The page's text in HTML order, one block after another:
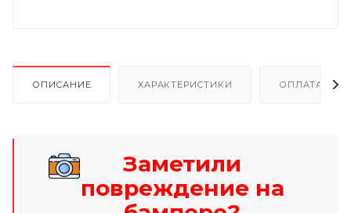
ОПИСАНИЕ ХАРАКТЕРИСТИКИ ОПЛАТА И
Заметили
повреждение на